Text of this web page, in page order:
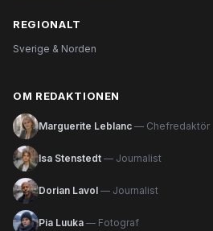
REGIONALT
Sverige & Norden
OM REDAKTIONEN
Marguerite Leblanc — Chefredaktör
Isa Stenstedt — Journalist
Dorian Lavol — Journalist
Pia Luuka — Fotograf